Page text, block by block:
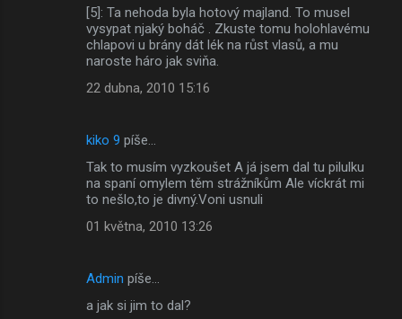
[5]: Ta nehoda byla hotový majland. To musel
vysypat njaký boháč . Zkuste tomu holohlavému
chlapovi u brány dát lék na růst vlasů, a mu
naroste háro jak sviňa.
22 dubna, 2010 15:16
kiko 9 píše…
Tak to musím vyzkoušet A já jsem dal tu pilulku
na spaní omylem těm strážníkům Ale víckrát mi
to nešlo,to je divný.Voni usnuli
01 května, 2010 13:26
Admin píše…
a jak si jim to dal?